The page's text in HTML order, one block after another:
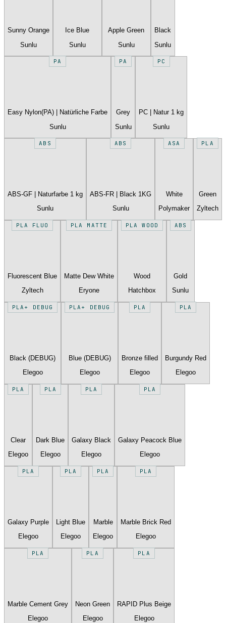
Sunny Orange
Sunlu
Ice Blue
Sunlu
Apple Green
Sunlu
Black
Sunlu
PA
Easy Nylon(PA) | Natürliche Farbe
Sunlu
PA
Grey
Sunlu
PC
PC | Natur 1 kg
Sunlu
ABS
ABS-GF | Naturfarbe 1 kg
Sunlu
ABS
ABS-FR | Black 1KG
Sunlu
ASA
White
Polymaker
PLA
Green
Zyltech
PLA FLUO
Fluorescent Blue
Zyltech
PLA MATTE
Matte Dew White
Eryone
PLA WOOD
Wood
Hatchbox
ABS
Gold
Sunlu
PLA+ DEBUG
Black (DEBUG)
Elegoo
PLA+ DEBUG
Blue (DEBUG)
Elegoo
PLA
Bronze filled
Elegoo
PLA
Burgundy Red
Elegoo
PLA
Clear
Elegoo
PLA
Dark Blue
Elegoo
PLA
Galaxy Black
Elegoo
PLA
Galaxy Peacock Blue
Elegoo
PLA
Galaxy Purple
Elegoo
PLA
Light Blue
Elegoo
PLA
Marble
Elegoo
PLA
Marble Brick Red
Elegoo
PLA
Marble Cement Grey
Elegoo
PLA
Neon Green
Elegoo
PLA
RAPID Plus Beige
Elegoo